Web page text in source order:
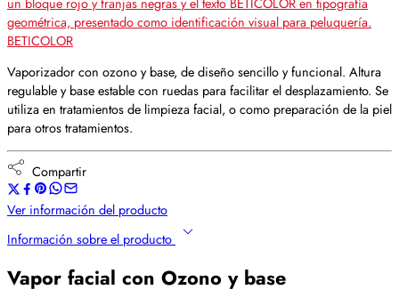
BETICOLOR
Vaporizador con ozono y base, de diseño sencillo y funcional. Altura
regulable y base estable con ruedas para facilitar el desplazamiento. Se
utiliza en tratamientos de limpieza facial, o como preparación de la piel
para otros tratamientos.
Compartir
Ver información del producto
Información sobre el producto
Vapor facial con Ozono y base